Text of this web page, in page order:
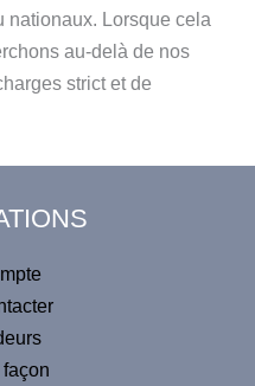
nationaux. Lorsque cela
au-delà de nos
strict et de